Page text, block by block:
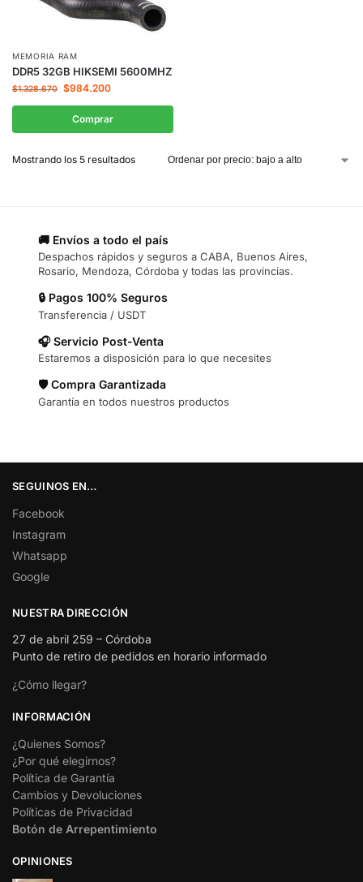
MEMORIA RAM
DDR5 32GB HIKSEMI 5600MHZ
$1.328.670 $984.200
Comprar
Mostrando los 5 resultados
🚚 Envíos a todo el país
Despachos rápidos y seguros a CABA, Buenos Aires,
Rosario, Mendoza, Córdoba y todas las provincias.
🔒 Pagos 100% Seguros
Transferencia / USDT
🎧 Servicio Post-Venta
Estaremos a disposición para lo que necesites
🛡️ Compra Garantizada
Garantía en todos nuestros productos
SEGUINOS EN…
Facebook
Instagram
Whatsapp
Google
NUESTRA DIRECCIÓN
27 de abril 259 – Córdoba
Punto de retiro de pedidos en horario informado
¿Cómo llegar?
INFORMACIÓN
¿Quienes Somos?
¿Por qué elegirnos?
Política de Garantía
Cambios y Devoluciones
Políticas de Privacidad
Botón de Arrepentimiento
OPINIONES